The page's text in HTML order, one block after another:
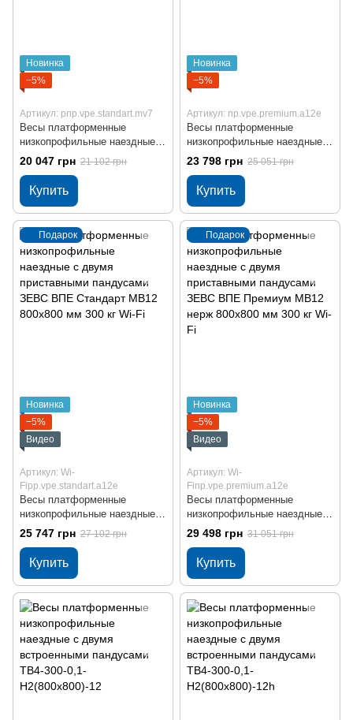
Новинка
−5%
Артикул: рnp.vpe.standart.mv7
Весы платформенные
низкопрофильные наездные с
двумя приставными
пандусами ЗЕВС ВПЕ
Стандарт МВ7 800x800 мм
300 кг
20 047 грн 21 102 грн
Купить
Новинка
−5%
Артикул: np.vpe.premium.a12e
Весы платформенные
низкопрофильные наездные с
двумя приставными
пандусами ЗЕВС ВПЕ
Премиум МВ12 нерж 800x800
мм 300 кг
23 798 грн 25 051 грн
Купить
Подарок
Новинка
−5%
Видео
Артикул: Wi-
Fiрp.vpe.standart.a12e
Весы платформенные
низкопрофильные наездные с
двумя приставными
пандусами ЗЕВС ВПЕ
Стандарт МВ12 800x800 мм
300 кг Wi-Fi
25 747 грн 27 102 грн
Купить
Подарок
Новинка
−5%
Видео
Артикул: Wi-
Finp.vpe.premium.a12e
Весы платформенные
низкопрофильные наездные с
двумя приставными
пандусами ЗЕВС ВПЕ
Премиум МВ12 нерж 800x800
мм 300 кг Wi-Fi
29 498 грн 31 051 грн
Купить